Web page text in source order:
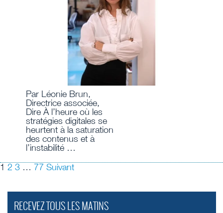
Par Léonie Brun,
Directrice associée,
Dire À l’heure où les
stratégies digitales se
heurtent à la saturation
des contenus et à
l’instabilité …
1 2 3 … 77 Suivant
RECEVEZ TOUS LES MATINS